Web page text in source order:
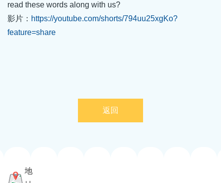
read these words along with us?
影片： https://youtube.com/shorts/794uu25xgKo?
feature=share
返回
地